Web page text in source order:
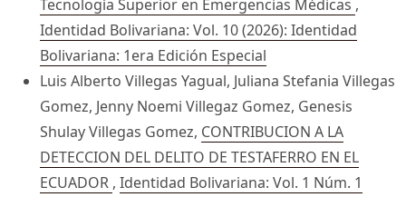
Tecnología Superior en Emergencias Médicas ,
Identidad Bolivariana: Vol. 10 (2026): Identidad
Bolivariana: 1era Edición Especial
Luis Alberto Villegas Yagual, Juliana Stefania Villegas
Gomez, Jenny Noemi Villegaz Gomez, Genesis
Shulay Villegas Gomez, CONTRIBUCION A LA
DETECCION DEL DELITO DE TESTAFERRO EN EL
ECUADOR , Identidad Bolivariana: Vol. 1 Núm. 1